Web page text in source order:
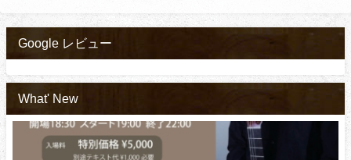
Google レビュー
What' New